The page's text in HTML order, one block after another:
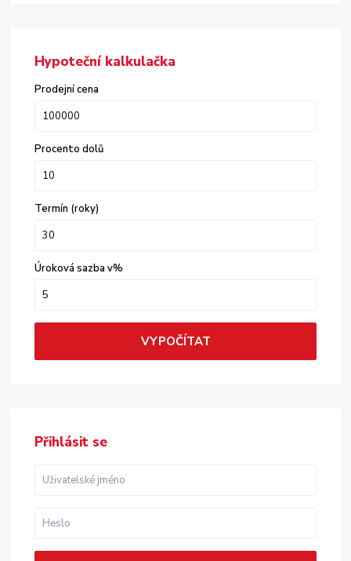
Hypoteční kalkulačka
Prodejní cena
Procento dolů
Termín (roky)
Úroková sazba v%
VYPOČÍTAT
Přihlásit se